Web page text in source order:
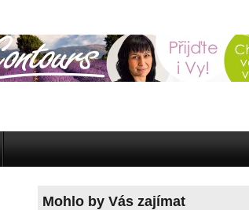
Mohlo by Vás zajímat